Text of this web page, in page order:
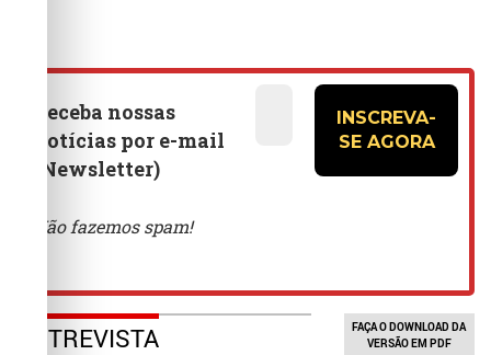
ENTREVISTA
FAÇA O DOWNLOAD DA
VERSÃO EM PDF